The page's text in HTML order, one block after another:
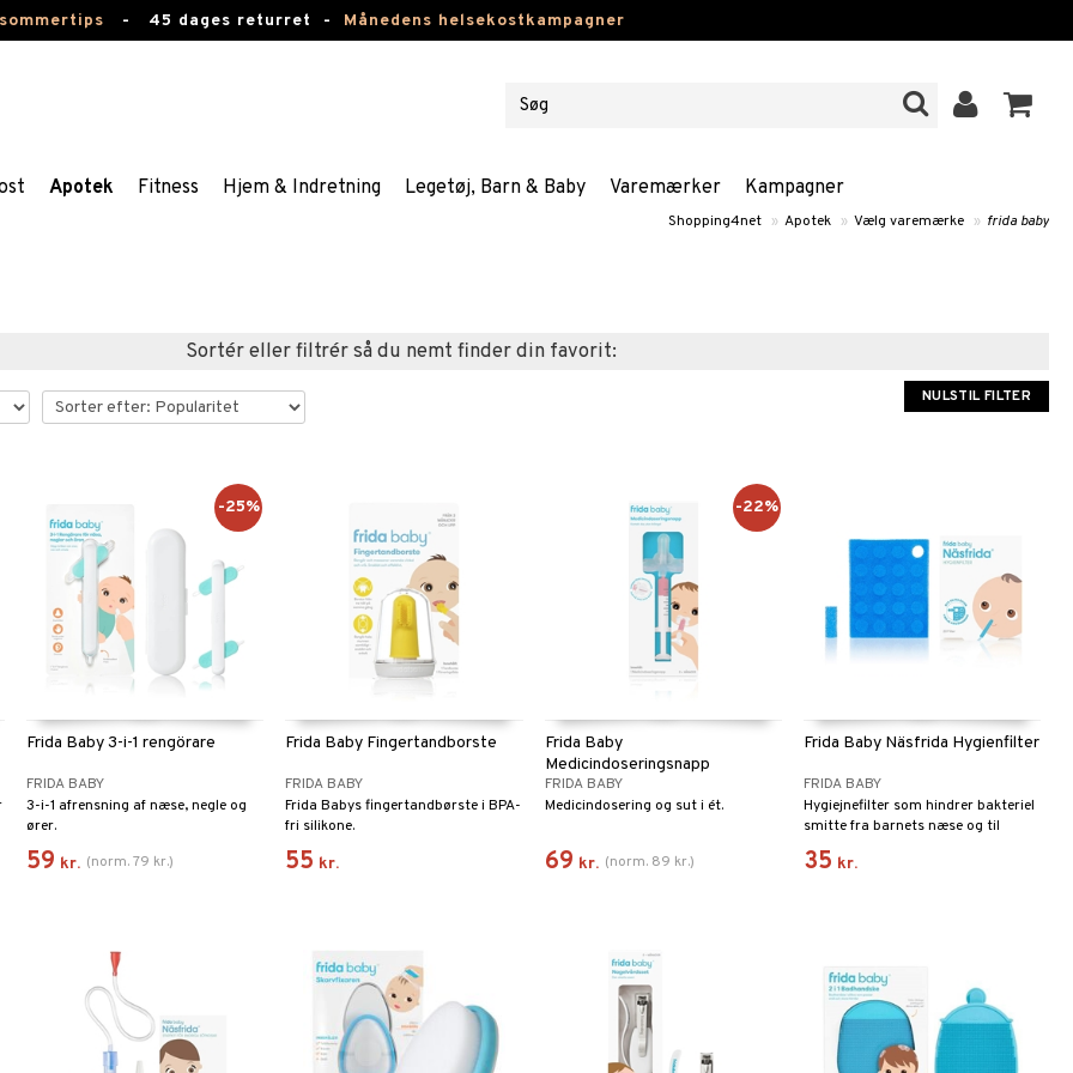
- 45 dages returret - Månedens helsekostkampagner
Apotek Fitness Hjem & Indretning Legetøj, Barn & Baby Varemærker Kampagner
Shopping4net » Apotek » Vælg varemærke » frida baby
Sortér eller filtrér så du nemt finder din favorit:
NULSTIL FILTER
Frida Baby 3-i-1 rengörare
FRIDA BABY
3-i-1 afrensning af næse, negle og
ører.
59 kr. (norm.79 kr.)
-25%
Frida Baby Fingertandborste
FRIDA BABY
Frida Babys fingertandbørste i BPA-
fri silikone.
55 kr.
Frida Baby
Medicindoseringsnapp
FRIDA BABY
Medicindosering og sut i ét.
69 kr. (norm. 89 kr.)
-22%
Frida Baby Näsfrida Hygienfilter
FRIDA BABY
Hygiejnefilter som hindrer bakteriel
smitte fra barnets næse og til
brugeren.
35 kr.